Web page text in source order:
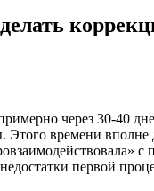
через 30-40
Этого времени вполне
с
первой